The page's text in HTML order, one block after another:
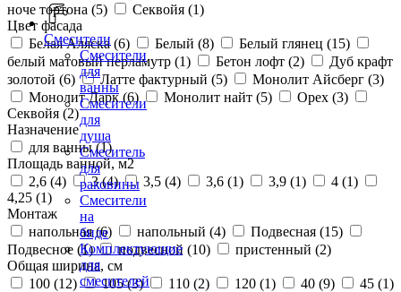
Смесители
Смесители
для
ванны
Смесители
для
душа
Смеситель
для
раковины
Смесители
на
биде
Комплектующие
для
смесителей
ноче тортона (5) Секвойя (1)
Цвет фасада
Белая Аляска (6) Белый (8) Белый глянец (15)
белый матовый перламутр (1) Бетон лофт (2)
Дуб крафт
золотой (6) Латте фактурный (5) Монолит Айсберг (3)
Монолит Дарк (6) Монолит найт (5) Орех (3)
Секвойя (2)
Назначение
для ванны (1)
Площадь ванной, м2
2,6 (4) 3 (4) 3,5 (4) 3,6 (1) 3,9 (1) 4 (1)
4,25 (1)
Монтаж
напольная (6) напольный (4) Подвесная (15)
Подвесное (1) подвесной (10) пристенный (2)
Общая ширина, см
100 (12) 105 (3) 110 (2) 120 (1) 40 (9) 45 (1)